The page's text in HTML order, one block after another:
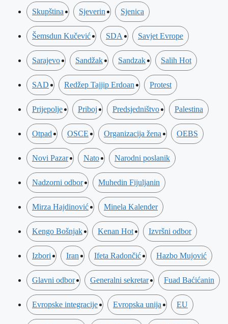
Skupština Sjeverin Sjenica
Šemsdun Kučević SDA Savjet Evrope
Sarajevo Sandžak Sandzak Salih Hot
SAD Redžep Tajjip Erdoan Protest
Prijepolje Priboj Predsjedništvo Palestina
Otpad OSCE Organizacija žena OEBS
Novi Pazar Nato Narodni poslanik
Nadzorni odbor Muhedin Fijuljanin
Mirza Hajdinović Minela Kalender
Kengo Bošnjak Kenan Hot Izvršni odbor
Izbori Iran Ifeta Radončić Hazbo Mujović
Glavni odbor Generalni sekretar Fuad Baćićanin
Evropske integracije Evropska unija EU